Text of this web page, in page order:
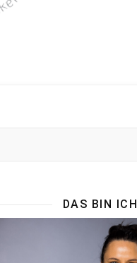
DAS BIN ICH